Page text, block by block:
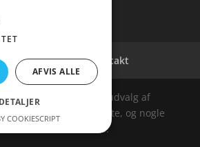
Kontakt
samler et bredt udvalg af
Siden er et affiiliatesite, og nogle
kan være affiliatelinks.
AFVIS ALLE
COOKIESCRIPT